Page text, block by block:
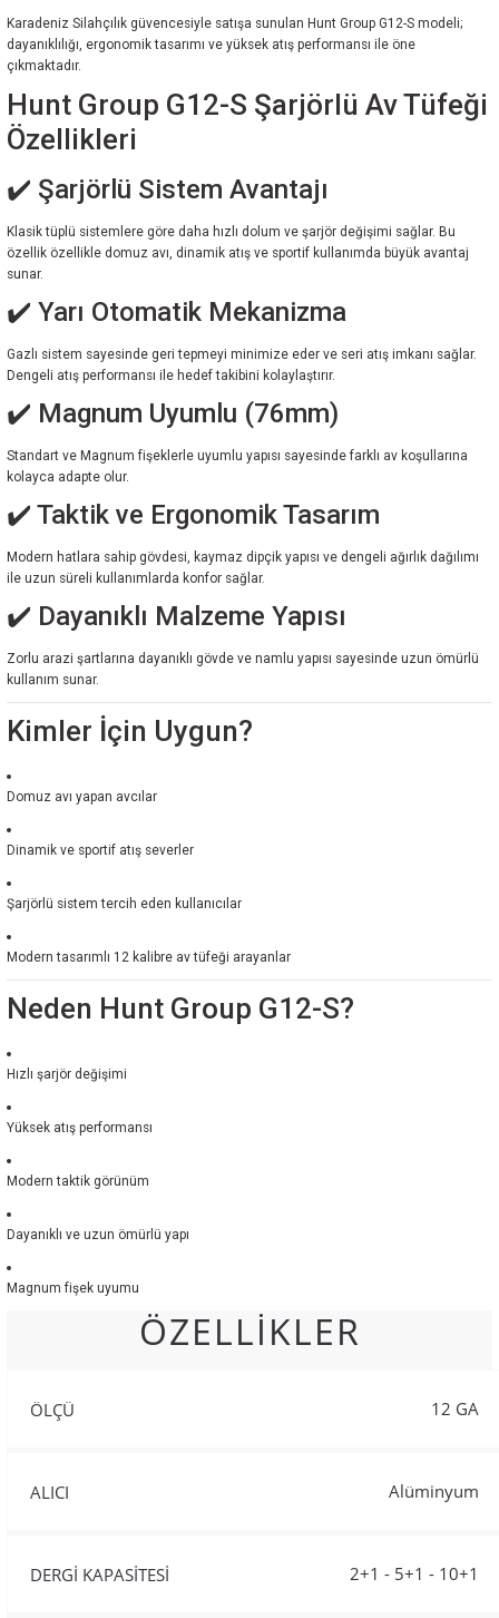
Karadeniz Silahçılık güvencesiyle satışa sunulan Hunt Group G12-S modeli;
dayanıklılığı, ergonomik tasarımı ve yüksek atış performansı ile öne
çıkmaktadır.
Hunt Group G12-S Şarjörlü Av Tüfeği
Özellikleri
✔️ Şarjörlü Sistem Avantajı
Klasik tüplü sistemlere göre daha hızlı dolum ve şarjör değişimi sağlar. Bu
özellik özellikle domuz avı, dinamik atış ve sportif kullanımda büyük avantaj
sunar.
✔️ Yarı Otomatik Mekanizma
Gazlı sistem sayesinde geri tepmeyi minimize eder ve seri atış imkanı sağlar.
Dengeli atış performansı ile hedef takibini kolaylaştırır.
✔️ Magnum Uyumlu (76mm)
Standart ve Magnum fişeklerle uyumlu yapısı sayesinde farklı av koşullarına
kolayca adapte olur.
✔️ Taktik ve Ergonomik Tasarım
Modern hatlara sahip gövdesi, kaymaz dipçik yapısı ve dengeli ağırlık dağılımı
ile uzun süreli kullanımlarda konfor sağlar.
✔️ Dayanıklı Malzeme Yapısı
Zorlu arazi şartlarına dayanıklı gövde ve namlu yapısı sayesinde uzun ömürlü
kullanım sunar.
Kimler İçin Uygun?
Domuz avı yapan avcılar
Dinamik ve sportif atış severler
Şarjörlü sistem tercih eden kullanıcılar
Modern tasarımlı 12 kalibre av tüfeği arayanlar
Neden Hunt Group G12-S?
Hızlı şarjör değişimi
Yüksek atış performansı
Modern taktik görünüm
Dayanıklı ve uzun ömürlü yapı
Magnum fişek uyumu
ÖZELLİKLER
ÖLÇÜ 12 GA
ALICI Alüminyum
DERGİ KAPASİTESİ 2+1 - 5+1 - 10+1